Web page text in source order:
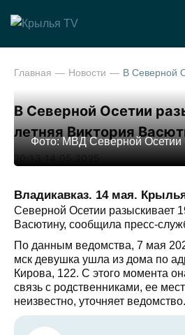
Главная Новости
В Северной Осетии
летняя Виктория
20:13 14.05.2025
Фото: МВД Северной Осетии
Владикавказ. 14 мая.
Северной Осетии разыскивает
Васютину, сообщила пресс-
По данным ведомства, 7 мая
мск девушка ушла из дома по
Кирова, 122. С этого момента
связь с родственниками, ее
неизвестно, уточняет ведомство.